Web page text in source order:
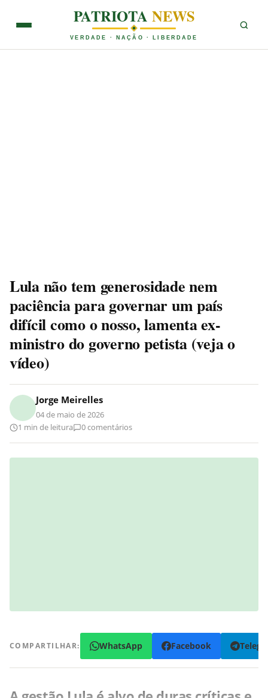
PATRIOTANEWS
VERDADE · NAÇÃO · LIBERDADE
Lula não tem generosidade nem
paciência para governar um país
difícil como o nosso, lamenta ex-
ministro do governo petista (veja o
vídeo)
Jorge Meirelles
04 de maio de 2026
1 min de leitura
0 comentários
COMPARTILHAR: WhatsApp Facebook